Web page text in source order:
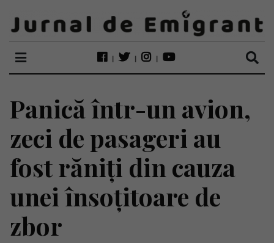
Panică într-un avion,
zeci de pasageri au
fost răniți din cauza
unei însoțitoare de
zbor